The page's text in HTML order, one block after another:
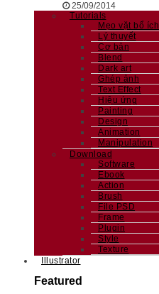
25/09/2014
Tutorials
Mẹo vặt bổ ích
Lý thuyết
Cơ bản
Blend
Dark art
Ghép ảnh
Text Effect
Hiệu ứng
Painting
Design
Animation
Manipulation
Download
Software
Ebook
Action
Brush
File PSD
Frame
Plugin
Style
Texture
Illustrator
Featured